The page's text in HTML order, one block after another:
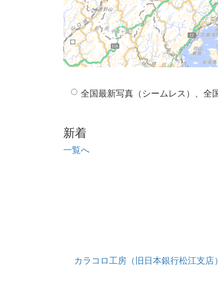
全国最新写真（シームレス）、全
新着
一覧へ
カラコロ工房（旧日本銀行松江支店